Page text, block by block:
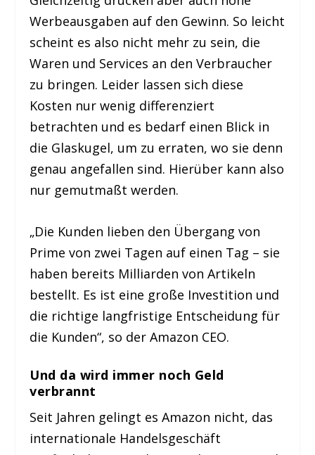
Werbeausgaben auf den Gewinn. So leicht
scheint es also nicht mehr zu sein, die
Waren und Services an den Verbraucher
zu bringen. Leider lassen sich diese
Kosten nur wenig differenziert
betrachten und es bedarf einen Blick in
die Glaskugel, um zu erraten, wo sie denn
genau angefallen sind. Hierüber kann also
nur gemutmaßt werden.
„Die Kunden lieben den Übergang von
Prime von zwei Tagen auf einen Tag – sie
haben bereits Milliarden von Artikeln
bestellt. Es ist eine große Investition und
die richtige langfristige Entscheidung für
die Kunden“, so der Amazon CEO.
Und da wird immer noch Geld
verbrannt
Seit Jahren gelingt es Amazon nicht, das
internationale Handelsgeschäft